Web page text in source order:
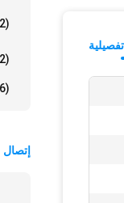
(12)
(2)
(6)
إتصال